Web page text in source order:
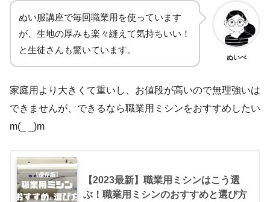
ぬい服講座で毎回職業用を使っています
が、生地の厚みも楽々縫えて気持ちいい！
と生徒さんも驚いています。
ぬいぺ
家庭用より大きくて重いし、お値段が高いので無理強いは
できませんが、できるなら職業用ミシンをおすすめしたい
m(_ _)m
【2023最新】職業用ミシンはこう選
ぶ！職業用ミシンのおすすめと選び方